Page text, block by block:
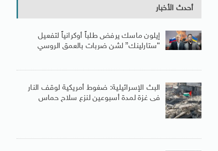
أحدث الأخبار
إيلون ماسك يرفض طلباً أوكرانياً لتفعيل
“ستارلينك” لشن ضربات بالعمق الروسي
البث الإسرائيلية: ضغوط أمريكية لوقف النار
فى غزة لمدة أسبوعين لنزع سلاح حماس